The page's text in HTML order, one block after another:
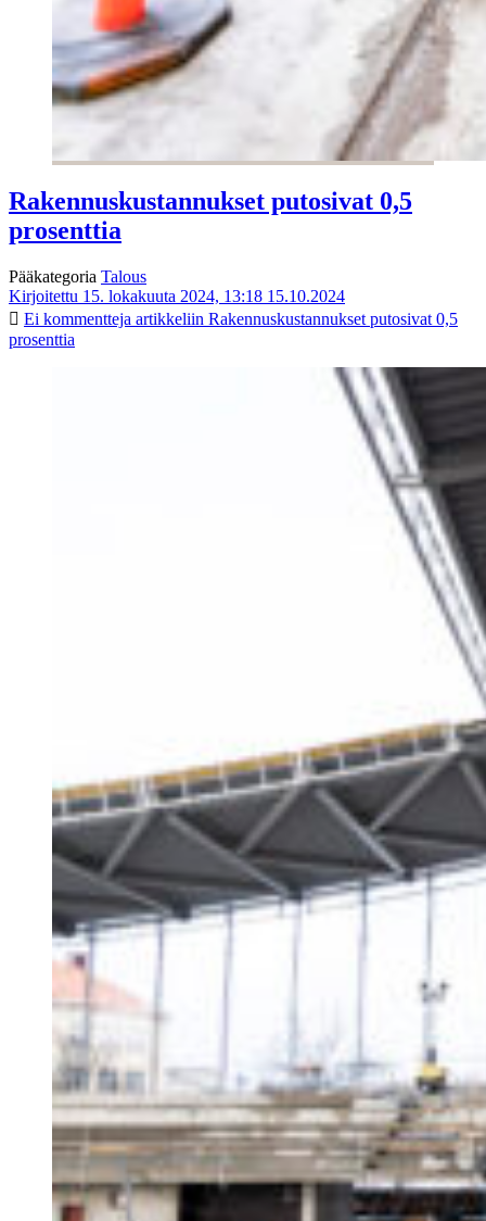
Rakennuskustannukset putosivat 0,5
prosenttia
Pääkategoria Talous
Kirjoitettu 15. lokakuuta 2024, 13:18 15.10.2024
Ei kommentteja artikkeliin Rakennuskustannukset putosivat 0,5
prosenttia